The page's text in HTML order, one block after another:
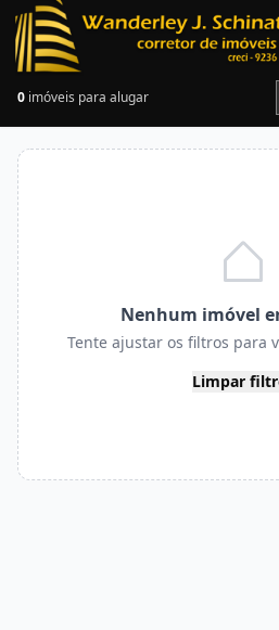
0 imóveis para alugar
Nenhum imóvel
Tente ajustar os filtros para
Limpar